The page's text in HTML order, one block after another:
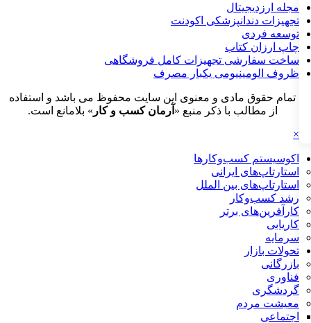
مجله ارزدیجیتال
تجهیزات دندانپزشکی اکودنت
توسعه فردی
چاپ ارزان کتاب
ساخت سفارشی تجهیزات کامل فروشگاهی
ظروف الومینیومی یکبار مصرف
تمام حقوق مادی و معنوی این سایت محفوظ می باشد و استفاده
از مطالب با ذکر منبع « آرمان کسب و کار » بلامانع است.
×
اکوسیستم کسب‌وکارها
استارتاپ‌های ایرانی
استارتاپ‌های بین الملل
رشد کسب‌وکار
کارآفرین‌های برتر
کاریابی
سرمایه
تحولات بازار
بازرگانی
فناوری
گردشگری
معیشت مردم
اجتماعی